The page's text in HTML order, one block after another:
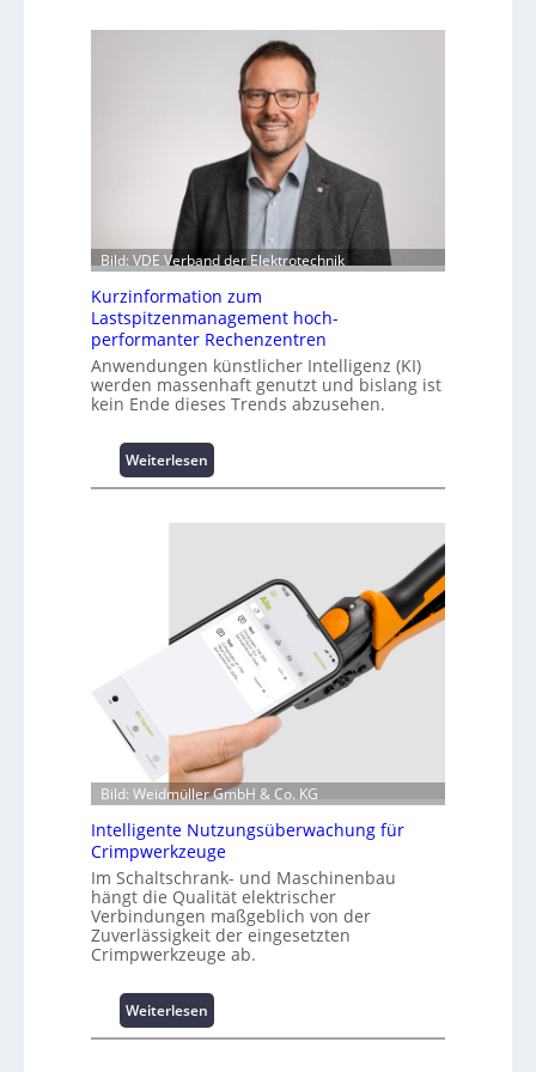
Bild: VDE Verband der Elektrotechnik
Kurzinformation zum
Lastspitzenmanagement hoch-
performanter Rechenzentren
Anwendungen künstlicher Intelligenz (KI)
werden massenhaft genutzt und bislang ist
kein Ende dieses Trends abzusehen.
Weiterlesen:
K
r
f
t
i
o
n
z
u
L
a
s
t
p
i
Bild: Weidmüller GmbH & Co. KG
Intelligente Nutzungsüberwachung für
Crimpwerkzeuge
Im Schaltschrank- und Maschinenbau
hängt die Qualität elektrischer
Verbindungen maßgeblich von der
Zuverlässigkeit der eingesetzten
Crimpwerkzeuge ab.
Weiterlesen:
I